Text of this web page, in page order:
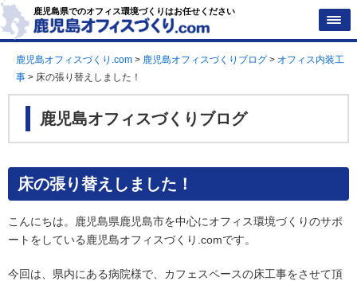
鹿児島県でのオフィス環境づくりはお任せください
鹿児島オフィスづくり.com > 鹿児島オフィスづくりブログ > オフィス内装工
事 > 床の張り替えしました！
鹿児島オフィスづくりブログ
床の張り替えしました！
こんにちは。鹿児島県鹿児島市を中心にオフィス環境づくりのサポ
ートをしている鹿児島オフィスづくり.comです。
今回は、県内にある病院様で、カフェスペースの床工事をさせて頂